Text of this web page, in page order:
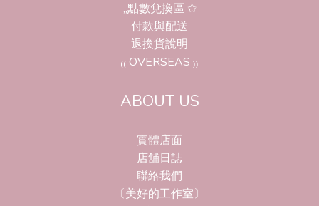
,,點數兌換區 ✩
付款與配送
退換貨說明
₍₍ OVERSEAS ₎₎
ABOUT US
實體店面
店舖日誌
聯絡我們
〔美好的工作室〕